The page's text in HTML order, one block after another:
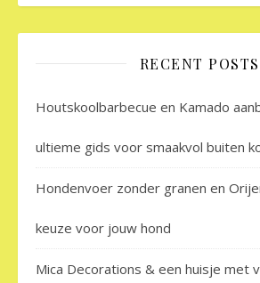
RECENT POSTS
Houtskoolbarbecue en Kamado
ultieme gids voor smaakvol buiten
Hondenvoer zonder granen en
keuze voor jouw hond
Mica Decorations & een huisje met